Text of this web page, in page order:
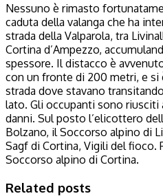
Nessuno è rimasto
caduta della valanga che ha
strada della Valparola, tra
Cortina d’Ampezzo,
spessore. Il distacco è
con un fronte di 200 metri, e si
strada dove stavano
lato. Gli occupanti sono riusciti
danni. Sul posto l’elicottero
Bolzano, il Soccorso alpino di
Sagf di Cortina, Vigili del fioco.
Soccorso alpino di Cortina.
Related posts